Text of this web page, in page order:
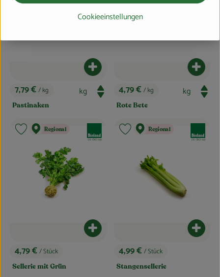
, Preis:
7,79 €/ kg
Pastinaken
Produkt zum Warenkorb hinzufügen
, Preis:
4,79 €/ kg
Rote Bete
, Preis:
4,79 €/ Stück
Sellerie mit Grün
Produkt zum Warenkorb hinzufügen
, Kontrollstelle:
DE-ÖKO-037
Regional
Produkt zu Favouriten hinzufügen
, Preis:
4,99 €/ Stück
Stangensellerie
, Kontrollstelle:
DE-ÖKO-037
Regional
Produkt zu Favouriten hinzufügen
Cookieeinstellungen